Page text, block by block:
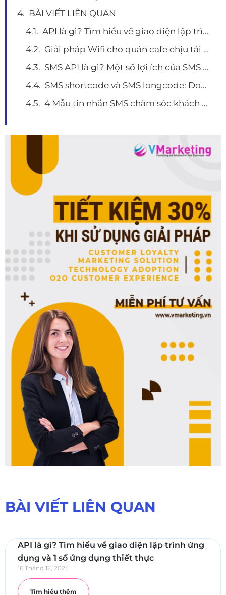
BÀI VIẾT LIÊN QUAN
API là gì? Tìm hiểu về giao diện lập trình ứng dụng và 1 số ứng dụng thiết thực
Giải pháp Wifi cho quán cafe chịu tải lên tới 100 người dùng
SMS API là gì? Một số lợi ích của SMS API và top 5 đơn vị cung cấp SMS API chất lượng
SMS shortcode và SMS longcode: Doanh nghiệp phù hợp với loại hình nào?
4 Mẫu tin nhắn SMS chăm sóc khách hàng hay nhất hiện nay
BÀI VIẾT LIÊN QUAN
API là gì? Tìm hiểu về giao diện lập trình ứng
dụng và 1 số ứng dụng thiết thực
16 Tháng 12, 2024
Tìm hiểu thêm